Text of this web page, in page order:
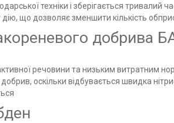
техніки і зберігається тривалий
що дозволяє зменшити кількість
добрива
речовини та низьким витратним
оскільки відбувається швидка